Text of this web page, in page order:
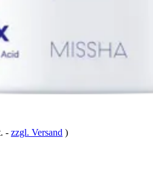
- zzgl. Versand )